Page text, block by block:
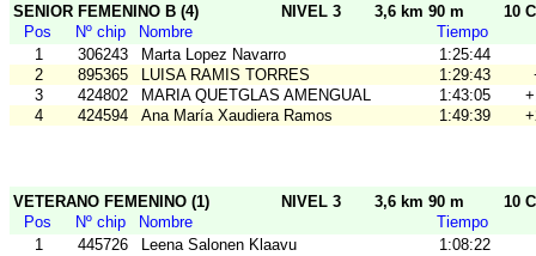
SENIOR FEMENINO B (4) NIVEL 3 3,6 km 90 m
10 C
Pos
Nº chip Nombre
Tiempo
1
306243 Marta Lopez Navarro
1:25:44
2
895365 LUISA RAMIS TORRES 1:29:43
3
424802 MARIA QUETGLAS AMENGUAL 1:43:05
4
424594 Ana María Xaudiera Ramos 1:49:39
VETERANO FEMENINO (1) NIVEL 3 3,6 km 90 m
10 C
Pos
Nº chip Nombre
Tiempo
1
445726 Leena Salonen Klaavu 1:08:22